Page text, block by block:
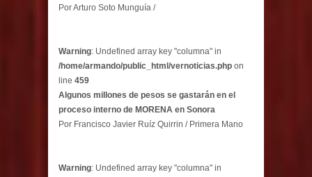
Por Arturo Soto Munguía /
Warning: Undefined array key "columna" in
/home/armando/public_html/vernoticias.php on
line 459
Algunos millones de pesos se gastarán en el
proceso interno de MORENA en Sonora
Por Francisco Javier Ruíz Quirrin / Primera Mano
Warning: Undefined array key "columna" in